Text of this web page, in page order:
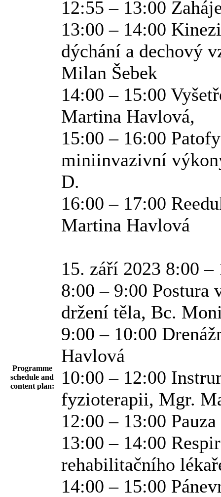
Programme
schedule and
content plan:
12:55 – 13:00
13:00 – 14:00
dýchání a dechový
Milan Šebek
14:00 – 15:00
Martina Havlová,
15:00 – 16:00
miniinvazivní
D.
16:00 – 17:00
Martina Havlová
15. září 2023 8:00 –
8:00 – 9:00 Postura
držení těla, Bc.
9:00 – 10:00
Havlová
10:00 – 12:00
fyzioterapii, Mgr.
12:00 – 13:00 Pauza
13:00 – 14:00
rehabilitačního
14:00 – 15:00